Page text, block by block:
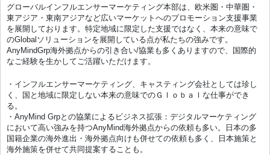
グローバルインフルエンサーマーケティング本部は、欧米圏・中華圏・
東アジア・東南アジアなど広いマーケットへのプロモーション支援事業
を展開しております。特定地域に限定した支援ではなく、本来の意味で
のGlobalソリューションを展開している点が私たちの強みです。
AnyMindGrp海外拠点からの引き合い/協業も多くありますので、国際的
なご経験を生かしてご活躍いただけます。
・インフルエンサーマーケティング、キャスティング会社としては珍し
く、国と地域に限定しない本来の意味でのＧｌｏｂａｌな仕事ができ
る。
・AnyMind Grpとの協業によるビジネス拡張：デジタルマーケティング
において高い強みを持つAnyMind海外拠点からの依頼も多い。日本の多
国籍企業の海外進出・海外拠点向けも併せての依頼も多く、日本施策と
海外施策を併せて共同提案することも。